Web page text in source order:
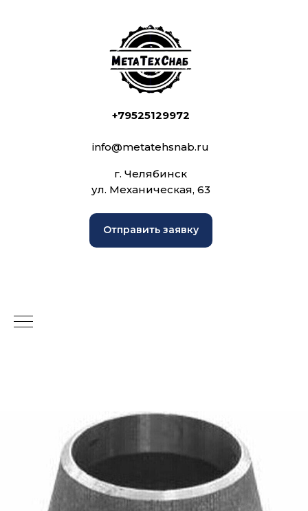
+79525129972
info@metatehsnab.ru
г. Челябинск
ул. Механическая, 63
Отправить заявку